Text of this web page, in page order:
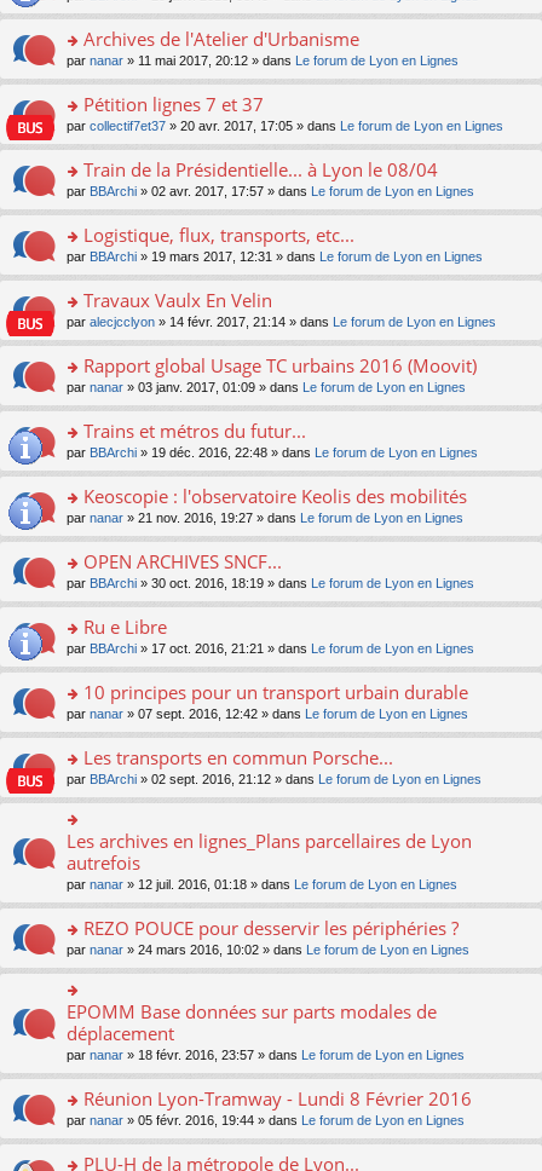
nt
s
c
e
nt
le
pl
u
c
e
nt
e
n
n
le
pl
u
ré
c
e
nt
a
g
e
n
n
le
pl
u
ré
c
e
nt
le
m
e
a
g
e
n
n
le
pl
u
ré
c
e
nt
n
ult
er
le
m
e
a
g
e
n
n
le
pl
u
ré
c
e
nt
o
n
ult
er
le
m
e
a
g
e
n
n
le
pl
u
ré
c
e
nt
Archives de l'Atelier d'Urbanisme
par nanar » 11 mai 2017, 20:12 » dans Le forum de Lyon en Lignes
o
n
ult
er
le
m
e
a
g
e
n
n
le
pl
u
ré
c
e
nt
Pétition lignes 7 et 37
par collectif7et37 » 20 avr. 2017, 17:05 » dans Le forum de Lyon en Lignes
o
n
ult
er
le
m
e
a
g
e
n
n
le
pl
u
ré
c
e
nt
Train de la Présidentielle... à Lyon le 08/04
par BBArchi » 02 avr. 2017, 17:57 » dans Le forum de Lyon en Lignes
o
n
ult
er
le
m
e
a
g
e
n
n
le
pl
u
ré
c
e
nt
Logistique, flux, transports, etc...
par BBArchi » 19 mars 2017, 12:31 » dans Le forum de Lyon en Lignes
o
n
ult
er
le
m
e
a
g
e
n
n
le
pl
u
ré
c
e
nt
Travaux Vaulx En Velin
par alecjcclyon » 14 févr. 2017, 21:14 » dans Le forum de Lyon en Lignes
o
n
ult
er
le
m
e
a
g
e
n
n
le
pl
u
ré
c
e
nt
Rapport global Usage TC urbains 2016 (Moovit)
par nanar » 03 janv. 2017, 01:09 » dans Le forum de Lyon en Lignes
o
n
ult
er
le
m
e
a
g
e
n
n
le
pl
u
s
ré
c
e
nt
Trains et métros du futur...
par BBArchi » 19 déc. 2016, 22:48 » dans Le forum de Lyon en Lignes
o
n
ult
er
le
m
e
a
g
e
n
n
le
pl
u
s
e
nt
Keoscopie : l'observatoire Keolis des mobilités
par nanar » 21 nov. 2016, 19:27 » dans Le forum de Lyon en Lignes
o
n
ult
er
le
m
e
a
g
e
n
o
lu
le
pl
u
s
c
nt
OPEN ARCHIVES SNCF...
par BBArchi » 30 oct. 2016, 18:19 » dans Le forum de Lyon en Lignes
o
n
ult
er
le
m
e
s
g
e
n
o
lu
le
pl
u
s
ré
e
Ru e Libre
par BBArchi » 17 oct. 2016, 21:21 » dans Le forum de Lyon en Lignes
o
n
ult
er
le
m
s
a
e
n
o
n
lu
le
pl
u
s
ré
e
10 principes pour un transport urbain durable
par nanar » 07 sept. 2016, 12:42 » dans Le forum de Lyon en Lignes
o
n
s
ult
er
le
m
e
s
a
e
n
o
n
pl
u
s
ré
Les transports en commun Porsche...
par BBArchi » 02 sept. 2016, 21:12 » dans Le forum de Lyon en Lignes
n
ult
er
le
m
e
s
s
a
g
e
n
o
lu
le
pl
Les archives en lignes_Plans parcellaires de Lyon
autrefois
par nanar » 12 juil. 2016, 01:18 » dans Le forum de Lyon en Lignes
o
n
s
ult
er
le
m
e
s
a
e
REZO POUCE pour desservir les périphéries ?
par nanar » 24 mars 2016, 10:02 » dans Le forum de Lyon en Lignes
o
n
ult
er
le
m
e
EPOMM Base données sur parts modales de
déplacement
par nanar » 18 févr. 2016, 23:57 » dans Le forum de Lyon en Lignes
o
n
Réunion Lyon-Tramway - Lundi 8 Février 2016
par nanar » 05 févr. 2016, 19:44 » dans Le forum de Lyon en Lignes
PLU-H de la métropole de Lyon...